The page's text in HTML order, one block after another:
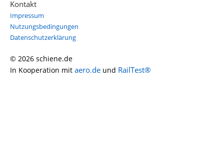
Kontakt
Impressum
Nutzungsbedingungen
Datenschutzerklärung
© 2026 schiene.de
In Kooperation mit aero.de und RailTest®